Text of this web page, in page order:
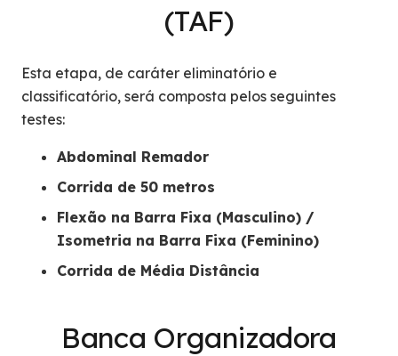
(TAF)
Esta etapa, de caráter eliminatório e
classificatório, será composta pelos seguintes
testes:
Abdominal Remador
Corrida de 50 metros
Flexão na Barra Fixa (Masculino) /
Isometria na Barra Fixa (Feminino)
Corrida de Média Distância
Banca Organizadora